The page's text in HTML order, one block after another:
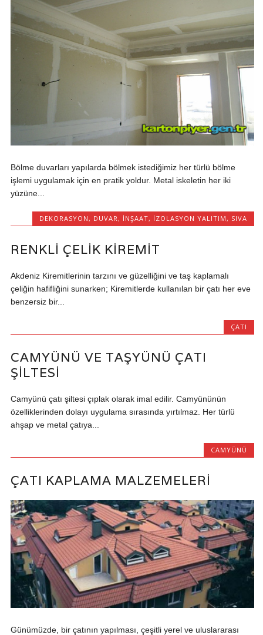
Bölme duvarları yapılarda bölmek istediğimiz her türlü bölme
işlemi uygulamak için en pratik yoldur. Metal iskeletin her iki
yüzüne...
DEKORASYON, DUVAR, İNŞAAT, İZOLASYON YALITIM, SIVA
RENKLI ÇELIK KIREMIT
Akdeniz Kiremitlerinin tarzını ve güzelliğini ve taş kaplamalı
çeliğin hafifliğini sunarken; Kiremitlerde kullanılan bir çatı her eve
benzersiz bir...
ÇATI
CAMYÜNÜ VE TAŞYÜNÜ ÇATI
ŞILTESI
Camyünü çatı şiltesi çıplak olarak imal edilir. Camyününün
özelliklerinden dolayı uygulama sırasında yırtılmaz. Her türlü
ahşap ve metal çatıya...
CAMYÜNÜ
ÇATI KAPLAMA MALZEMELERI
Günümüzde, bir çatının yapılması, çeşitli yerel ve uluslararası